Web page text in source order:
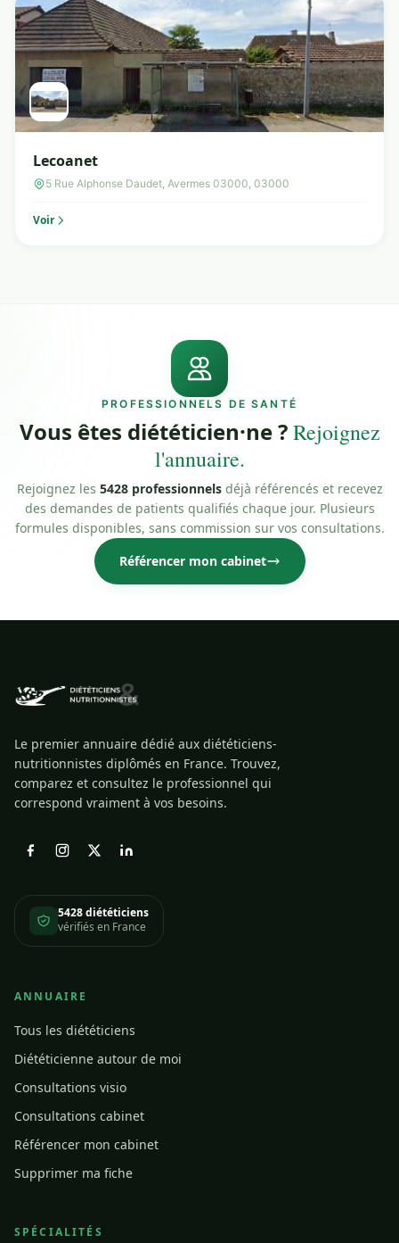
Lecoanet
5 Rue Alphonse Daudet, Avermes 03000, 03000
Voir
PROFESSIONNELS DE SANTÉ
Vous êtes diététicien·ne ?Rejoignez
l'annuaire.
Rejoignez les 5428 professionnelsdéjà référencés et recevez
des demandes de patients qualifiés chaque jour. Plusieurs
formules disponibles, sans commission sur vos consultations.
Référencer mon cabinet
Le premier annuaire dédié aux diététiciens-
nutritionnistes diplômés en France. Trouvez,
comparez et consultez le professionnel qui
correspond vraiment à vos besoins.
5428 diététiciens
vérifiés en France
ANNUAIRE
Tous les diététiciens
Diététicienne autour de moi
Consultations visio
Consultations cabinet
Référencer mon cabinet
Supprimer ma fiche
SPÉCIALITÉS